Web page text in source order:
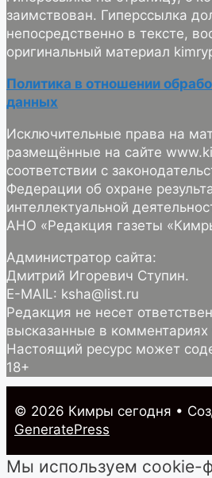
заимствован. Гиперссылка
непосредственно в тексте,
оригинальный материал
Политика в отношении
данных
Исключительные права на
размещённые на сайте
соответствии с
Федерации об охране
интеллектуальной
АНО «Редакция газеты
Администратор сайта:
Дмитрий Игоревич Ступин.
E-MAIL: ksha@list.ru
Редакция не несет
высказанные в комментариях
Настоящий ресурс может
18+
© 2026 Кимры cегодня •
GeneratePress
Мы используем cookie-